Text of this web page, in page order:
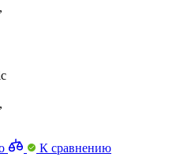
К сравнению